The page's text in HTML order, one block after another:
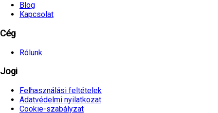
Blog
Kapcsolat
Cég
Rólunk
Jogi
Felhasználási feltételek
Adatvédelmi nyilatkozat
Cookie-szabályzat